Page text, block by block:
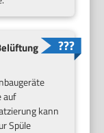
auf
kann
Spüle